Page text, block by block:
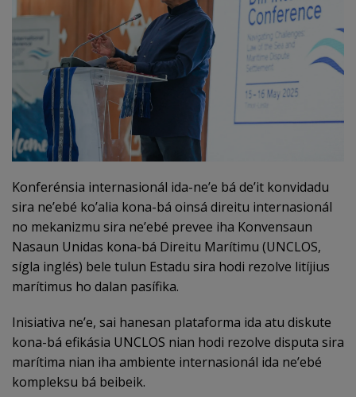
Konferénsia internasionál ida-ne’e bá de’it konvidadu
sira ne’ebé ko’alia kona-bá oinsá direitu internasionál
no mekanizmu sira ne’ebé prevee iha Konvensaun
Nasaun Unidas kona-bá Direitu Marítimu (UNCLOS,
sígla inglés) bele tulun Estadu sira hodi rezolve litíjius
marítimus ho dalan pasífika.
Inisiativa ne’e, sai hanesan plataforma ida atu diskute
kona-bá efikásia UNCLOS nian hodi rezolve disputa sira
marítima nian iha ambiente internasionál ida ne’ebé
kompleksu bá beibeik.